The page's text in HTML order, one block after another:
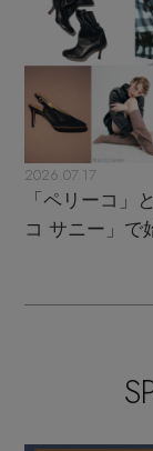
2026.07.17
「ペリーコ」
コ サニー」で